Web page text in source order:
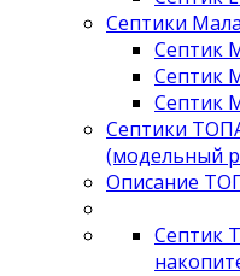
Септики
Септик
Септик
Септик
Септики
(модельный
Описание
Септик